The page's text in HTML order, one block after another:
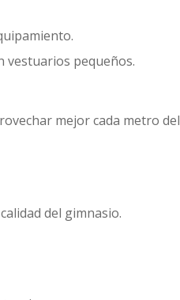
vestuarios pequeños.
mejor cada metro del
del gimnasio.